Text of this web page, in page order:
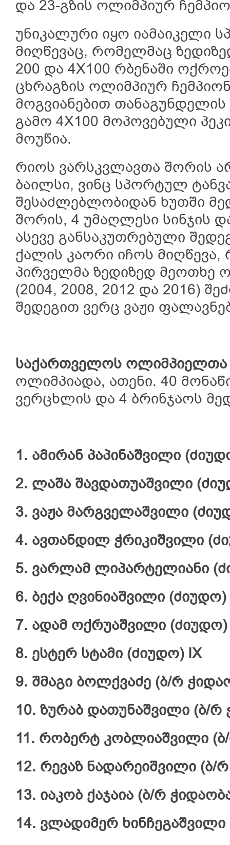
და 23-გზის ოლიმპიურ
უნიკალური იყო იამაიკელი
მიღწევაც, რომელმაც
200 და 4X100 რბენაში
ცხრაგზის ოლიმპიურ
მოგვიანებით
გამო 4X100 მოპოვებული
მოუწია.
რიოს ვარსკვლავთა შორის
ბაილსი, ვინც სპორტულ
შესაძლებლობიდან ხუთში
შორის, 4 უმაღლესი სინჯის
ასევე განსაკუთრებული
ქალის კაორი იჩოს
პირველმა ზედიზედ მეოთხე
(2004, 2008, 2012 და 2016)
შედეგით ვერც ვაჟი
საქართველოს ოლიმპიელთა
ოლიმპიადა, ათენი. 40
ვერცხლის და 4 ბრინჯაოს
1. ამირან პაპინაშვილი
2. ლაშა შავდათუაშვილი
3. ვაჟა მარგველაშვილი
4. ავთანდილ ჭრიკიშვილი
5. ვარლამ ლიპარტელიანი
6. ბექა ღვინიაშვილი (ძიუდო)
7. ადამ ოქრუაშვილი (ძიუდო)
8. ესტერ სტამი (ძიუდო) IX
9. შმაგი ბოლქვაძე (ბ/რ
10. ზურაბ დათუნაშვილი (ბ/რ
11. რობერტ კობლიაშვილი
12. რევაზ ნადარეიშვილი (ბ/
13. იაკობ ქაჯაია (ბ/რ
14. ვლადიმერ